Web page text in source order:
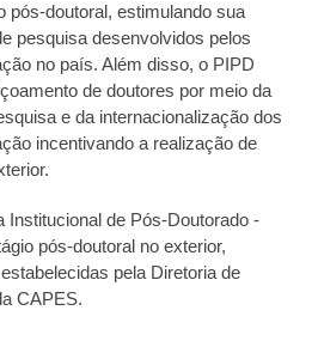
pós-doutoral, estimulando sua
pesquisa desenvolvidos pelos
no país. Além disso, o PIPD
de doutores por meio da
e da internacionalização dos
incentivando a realização de
de Pós-Doutorado -
pós-doutoral no exterior,
pela Diretoria de
CAPES.